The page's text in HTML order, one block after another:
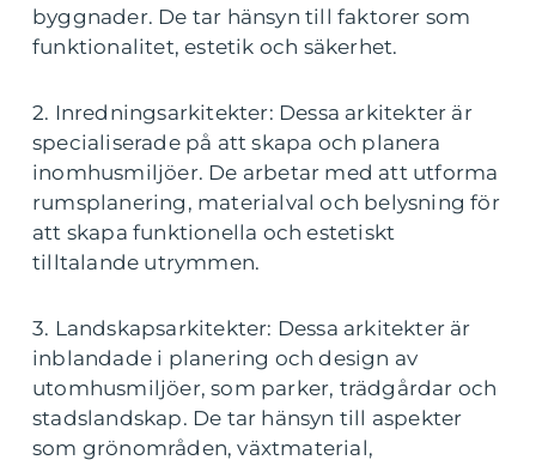
byggnader. De tar hänsyn till faktorer som
funktionalitet, estetik och säkerhet.
2. Inredningsarkitekter: Dessa arkitekter är
specialiserade på att skapa och planera
inomhusmiljöer. De arbetar med att utforma
rumsplanering, materialval och belysning för
att skapa funktionella och estetiskt
tilltalande utrymmen.
3. Landskapsarkitekter: Dessa arkitekter är
inblandade i planering och design av
utomhusmiljöer, som parker, trädgårdar och
stadslandskap. De tar hänsyn till aspekter
som grönområden, växtmaterial,